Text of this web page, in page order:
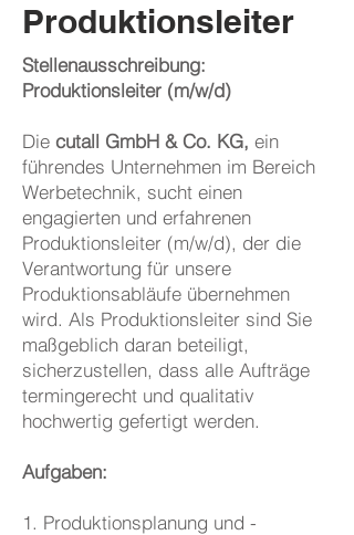
Produktionsleiter
Stellenausschreibung:
Produktionsleiter (m/w/d)
Die cutall GmbH & Co. KG, ein
führendes Unternehmen im Bereich
Werbetechnik, sucht einen
engagierten und erfahrenen
Produktionsleiter (m/w/d), der die
Verantwortung für unsere
Produktionsabläufe übernehmen
wird. Als Produktionsleiter sind Sie
maßgeblich daran beteiligt,
sicherzustellen, dass alle Aufträge
termingerecht und qualitativ
hochwertig gefertigt werden.
Aufgaben:
1. Produktionsplanung und -